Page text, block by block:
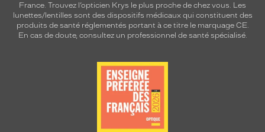
France. Trouvez l’opticien Krys le plus proche de chez vous . Les
lunettes/lentilles sont des dispositifs médicaux qui constituent des
produits de santé réglementés portant à ce titre le marquage CE.
En cas de doute, consultez un professionnel de santé spécialisé.